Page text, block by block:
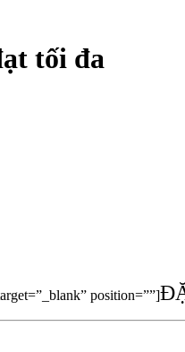
tối đa
position=””]